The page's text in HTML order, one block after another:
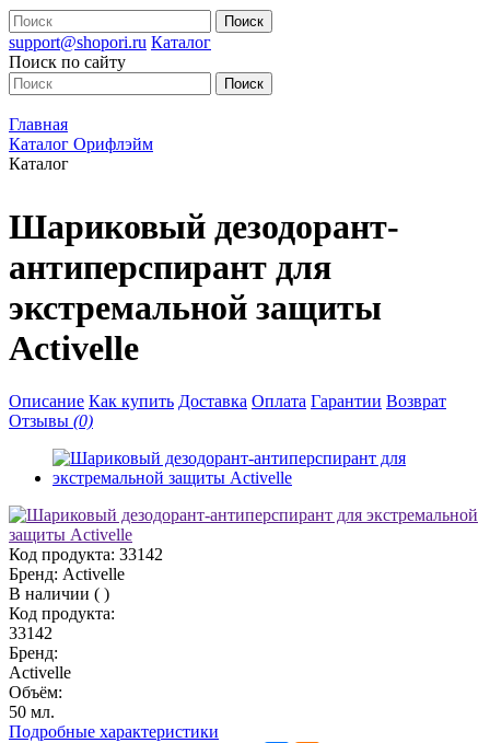
support@shopori.ru Каталог
Поиск по сайту
Главная
Каталог Орифлэйм
Каталог
Шариковый дезодорант-
антиперспирант для
экстремальной защиты
Activelle
Описание Как купить Доставка Оплата Гарантии Возврат
Отзывы (0)
Код продукта: 33142
Бренд: Activelle
В наличии ( )
Код продукта:
33142
Бренд:
Activelle
Объём:
50 мл.
Подробные характеристики